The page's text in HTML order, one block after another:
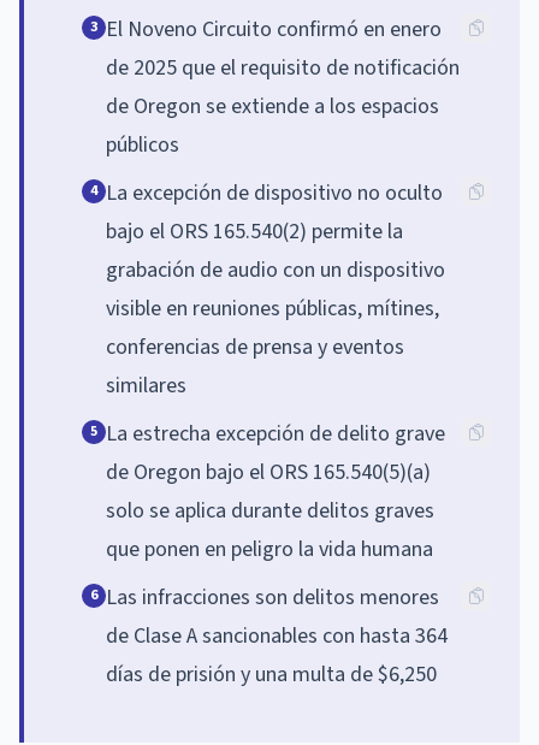
3 El Noveno Circuito confirmó en enero
de 2025 que el requisito de notificación
de Oregon se extiende a los espacios
públicos
4 La excepción de dispositivo no oculto
bajo el ORS 165.540(2) permite la
grabación de audio con un dispositivo
visible en reuniones públicas, mítines,
conferencias de prensa y eventos
similares
5 La estrecha excepción de delito grave
de Oregon bajo el ORS 165.540(5)(a)
solo se aplica durante delitos graves
que ponen en peligro la vida humana
6 Las infracciones son delitos menores
de Clase A sancionables con hasta 364
días de prisión y una multa de $6,250